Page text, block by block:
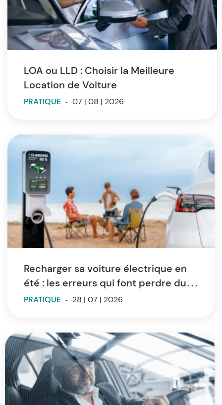
LOA ou LLD : Choisir la Meilleure
Location de Voiture
PRATIQUE - 07 | 08 | 2026
Recharger sa voiture électrique en
été : les erreurs qui font perdre du
temps et de l’autonomie
PRATIQUE - 28 | 07 | 2026